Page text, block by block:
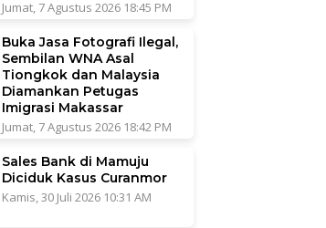
Jumat, 7 Agustus 2026 18:45 PM
Buka Jasa Fotografi Ilegal,
Sembilan WNA Asal
Tiongkok dan Malaysia
Diamankan Petugas
Imigrasi Makassar
Jumat, 7 Agustus 2026 18:42 PM
Sales Bank di Mamuju
Diciduk Kasus Curanmor
Kamis, 30 Juli 2026 10:31 AM